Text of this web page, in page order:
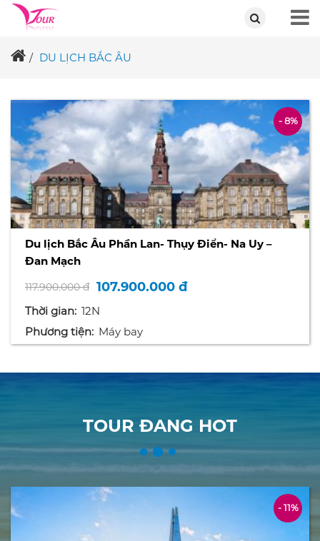
DU LỊCH BẮC ÂU
- 8%
Du lịch Bắc Âu Phần Lan- Thụy Điển- Na Uy –
Đan Mạch
117.900.000 đ 107.900.000 đ
Thời gian: 12N
Phương tiện: Máy bay
TOUR ĐANG HOT
- 11%